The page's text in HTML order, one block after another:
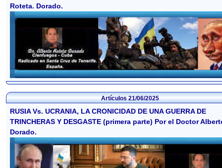
Roteta. Dorado.
Artículos21/06/2025
RUSIA Vs. UCRANIA, LA CRONICIDAD DE UNA GUERRA DE
TRINCHERAS Y DESGASTE (primera parte) Por el Doctor
Dorado.